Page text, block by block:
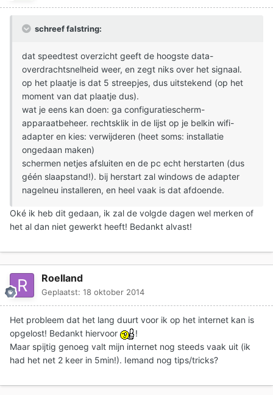
schreef falstring:
dat speedtest overzicht geeft de hoogste data-
overdrachtsnelheid weer, en zegt niks over het signaal.
op het plaatje is dat 5 streepjes, dus uitstekend (op het
moment van dat plaatje dus).
wat je eens kan doen: ga configuratiescherm-
apparaatbeheer. rechtsklik in de lijst op je belkin wifi-
adapter en kies: verwijderen (heet soms: installatie
ongedaan maken)
schermen netjes afsluiten en de pc echt herstarten (dus
géén slaapstand!). bij herstart zal windows de adapter
nagelneu installeren, en heel vaak is dat afdoende.
Oké ik heb dit gedaan, ik zal de volgde dagen wel merken of
het al dan niet gewerkt heeft! Bedankt alvast!
Roelland
Geplaatst: 18 oktober 2014
Het probleem dat het lang duurt voor ik op het internet kan is
opgelost! Bedankt hiervoor
!
Maar spijtig genoeg valt mijn internet nog steeds vaak uit (ik
had het net 2 keer in 5min!). Iemand nog tips/tricks?